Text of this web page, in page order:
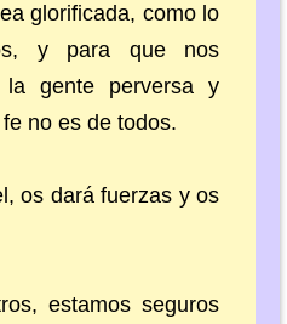
glorificada, como lo
y para que nos
gente perversa y
no es de todos.
os dará fuerzas y os
estamos seguros